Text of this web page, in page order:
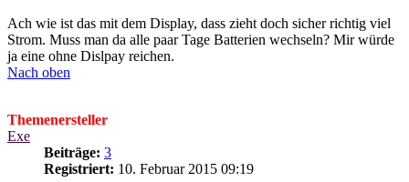
Ach wie ist das mit dem Display, dass zieht doch sicher richtig viel
Strom. Muss man da alle paar Tage Batterien wechseln? Mir würde
ja eine ohne Dislpay reichen.
Nach oben
Themenersteller
Exe
Beiträge: 3
Registriert: 10. Februar 2015 09:19